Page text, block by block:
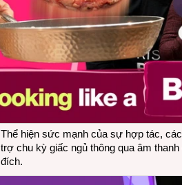
Thể hiện sức mạnh của sự hợp tác,
trợ chu kỳ giấc ngủ thông qua âm
đích.